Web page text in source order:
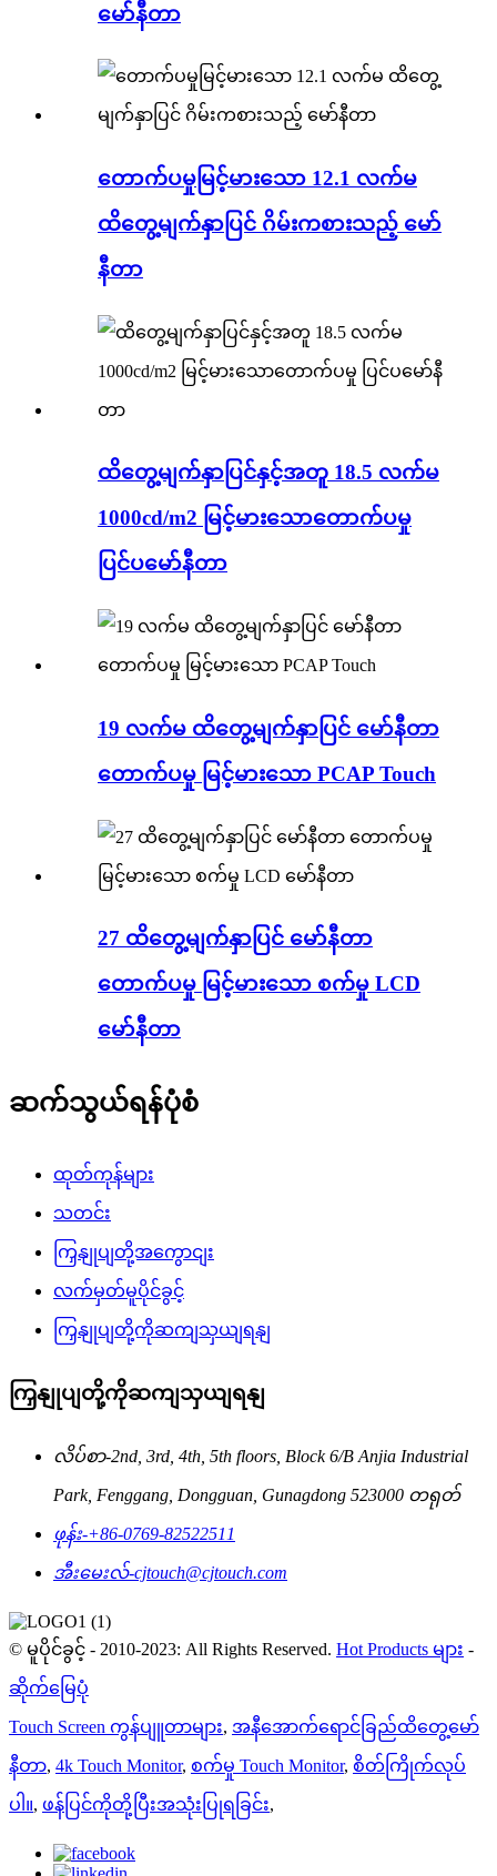
မော်နီတာ
တောက်ပမှုမြင့်မားသော 12.1 လက်မ
ထိတွေ့မျက်နှာပြင် ဂိမ်းကစားသည့် မော်
နီတာ
ထိတွေ့မျက်နှာပြင်နှင့်အတူ 18.5 လက်မ
1000cd/m2 မြင့်မားသောတောက်ပမှု
ပြင်ပမော်နီတာ
19 လက်မ ထိတွေ့မျက်နှာပြင် မော်နီတာ
တောက်ပမှု မြင့်မားသော PCAP Touch
27 ထိတွေ့မျက်နှာပြင် မော်နီတာ
တောက်ပမှု မြင့်မားသော စက်မှု LCD
မော်နီတာ
ဆက်သွယ်ရန်ပုံစံ
ထုတ်ကုန်များ
သတင်း
ကြှနျုပျတို့အကွောငျး
လက်မှတ်မူပိုင်ခွင့်
ကြှနျုပျတို့ကိုဆကျသှယျရနျ
ကြှနျုပျတို့ကိုဆကျသှယျရနျ
လိပ်စာ-2nd, 3rd, 4th, 5th floors, Block 6/B Anjia Industrial
Park, Fenggang, Dongguan, Gunagdong 523000 တရုတ်
ဖုန်း-+86-0769-82522511
အီးမေးလ်-cjtouch@cjtouch.com
© မူပိုင်ခွင့် - 2010-2023: All Rights Reserved. Hot Products များ -
ဆိုက်မြေပုံ
Touch Screen ကွန်ပျူတာများ, အနီအောက်ရောင်ခြည်ထိတွေ့မော်
နီတာ, 4k Touch Monitor, စက်မှု Touch Monitor, စိတ်ကြိုက်လုပ်
ပါ။, ဖန်ပြင်ကိုတို့ပြီးအသုံးပြုရခြင်း,